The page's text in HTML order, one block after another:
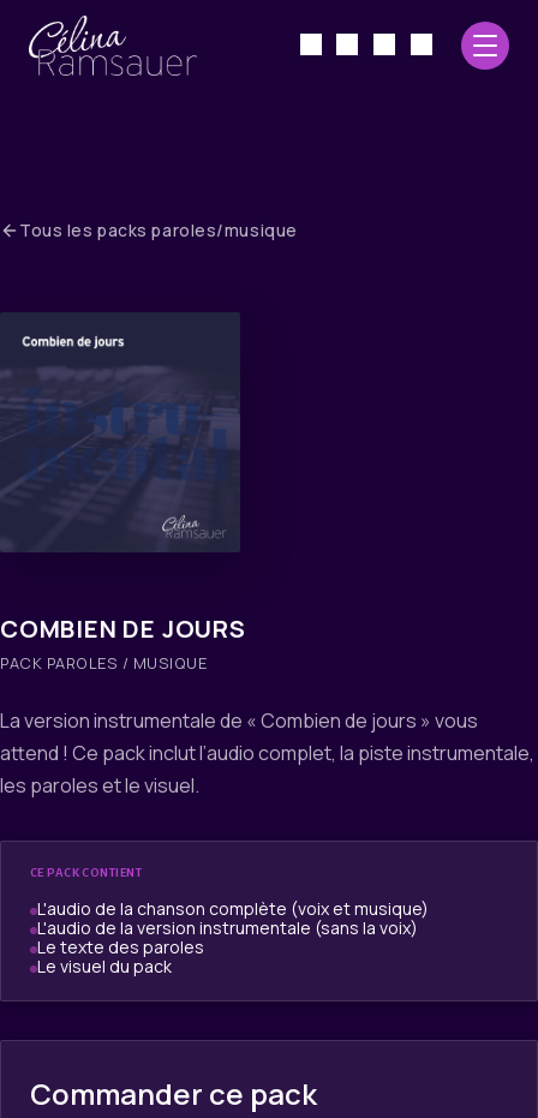
Tous les packs paroles/musique
COMBIEN DE JOURS
PACK PAROLES / MUSIQUE
La version instrumentale de « Combien de jours » vous
attend ! Ce pack inclut l’audio complet, la piste instrumentale,
les paroles et le visuel.
CE PACK CONTIENT
L'audio de la chanson complète (voix et musique)
L'audio de la version instrumentale (sans la voix)
Le texte des paroles
Le visuel du pack
Commander ce pack